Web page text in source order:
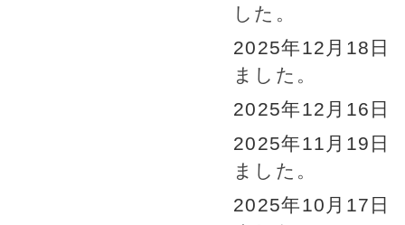
した。
2025年12月18
ました。
2025年12月16
2025年11月19
ました。
2025年10月17